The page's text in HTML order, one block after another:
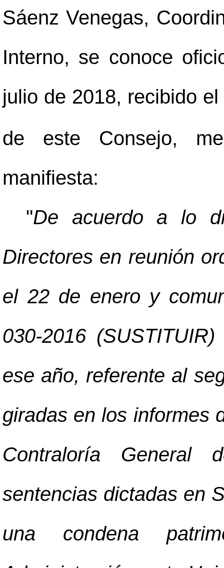
Sáenz Venegas,
Interno, se conoce
julio de 2018, recibido
de este Consejo,
manifiesta:
"De acuerdo a lo
Directores en reunión
el 22 de enero y
030-2016
ese año, referente al
giradas en los informes
Contraloría
sentencias dictadas en
una condena